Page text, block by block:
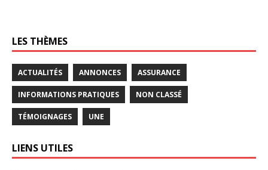
LES THÈMES
ACTUALITÉS ANNONCES ASSURANCE
INFORMATIONS PRATIQUES NON CLASSÉ
TÉMOIGNAGES UNE
LIENS UTILES